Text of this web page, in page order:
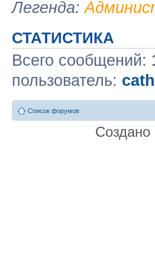
Легенда:
СТАТИСТИКА
Всего сообщений:
пользователь:
Список форумов
Создано